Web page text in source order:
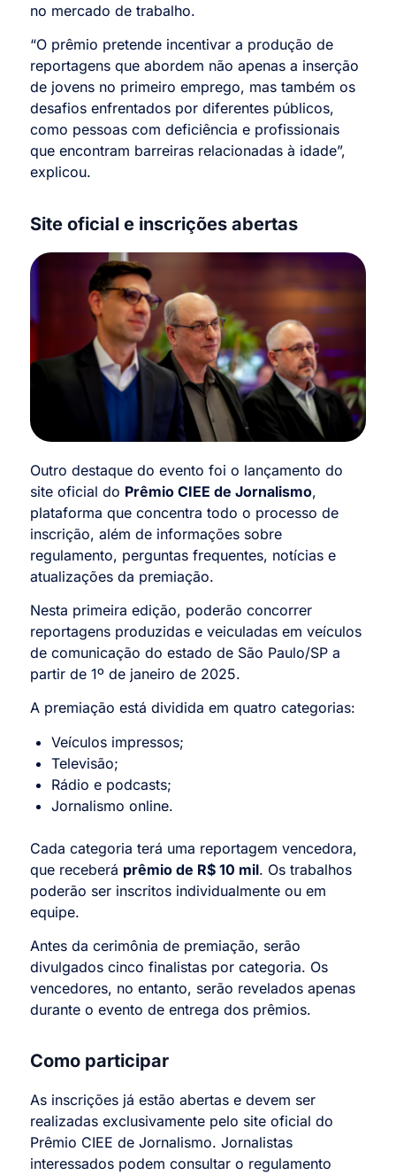
no mercado de trabalho.
“O prêmio pretende incentivar a produção de
reportagens que abordem não apenas a inserção
de jovens no primeiro emprego, mas também os
desafios enfrentados por diferentes públicos,
como pessoas com deficiência e profissionais
que encontram barreiras relacionadas à idade”,
explicou.
Site oficial e inscrições abertas
Outro destaque do evento foi o lançamento do
site oficial do Prêmio CIEE de Jornalismo,
plataforma que concentra todo o processo de
inscrição, além de informações sobre
regulamento, perguntas frequentes, notícias e
atualizações da premiação.
Nesta primeira edição, poderão concorrer
reportagens produzidas e veiculadas em veículos
de comunicação do estado de São Paulo/SP a
partir de 1º de janeiro de 2025.
A premiação está dividida em quatro categorias:
Veículos impressos;
Televisão;
Rádio e podcasts;
Jornalismo online.
Cada categoria terá uma reportagem vencedora,
que receberá prêmio de R$ 10 mil. Os trabalhos
poderão ser inscritos individualmente ou em
equipe.
Antes da cerimônia de premiação, serão
divulgados cinco finalistas por categoria. Os
vencedores, no entanto, serão revelados apenas
durante o evento de entrega dos prêmios.
Como participar
As inscrições já estão abertas e devem ser
realizadas exclusivamente pelo site oficial do
Prêmio CIEE de Jornalismo. Jornalistas
interessados podem consultar o regulamento